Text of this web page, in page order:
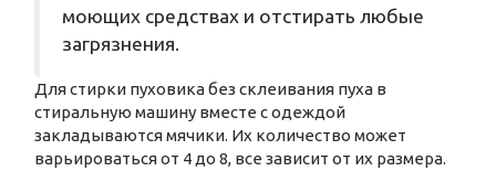
моющих средствах и отстирать любые
загрязнения.
Для стирки пуховика без склеивания пуха в
стиральную машину вместе с одеждой
закладываются мячики. Их количество может
варьироваться от 4 до 8, все зависит от их размера.